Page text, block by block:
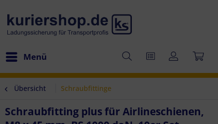
Menü
Übersicht Schraubfittinge
Schraubfitting plus für Airlineschienen,